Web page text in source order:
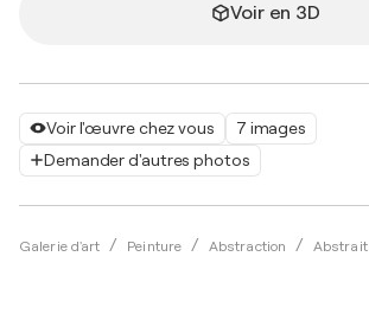
Voir l'œuvre chez vous
7 images
Demander d'autres photos
Galerie d'art Peinture Abstraction Abstrait
Voir en 3D